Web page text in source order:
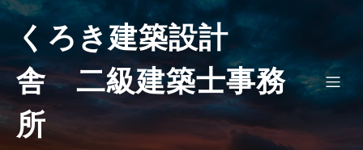
くろき建築設計
舎 二級建築士事務
所